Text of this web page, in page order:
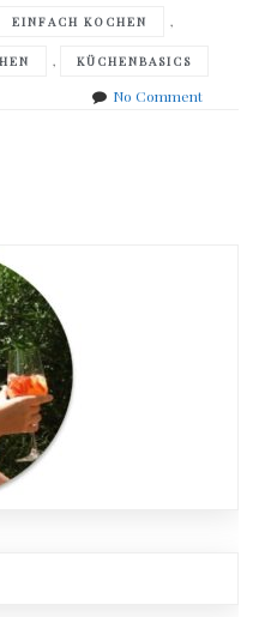
EINFACH KOCHEN ,
, KÜCHENBASICS
No Commenton